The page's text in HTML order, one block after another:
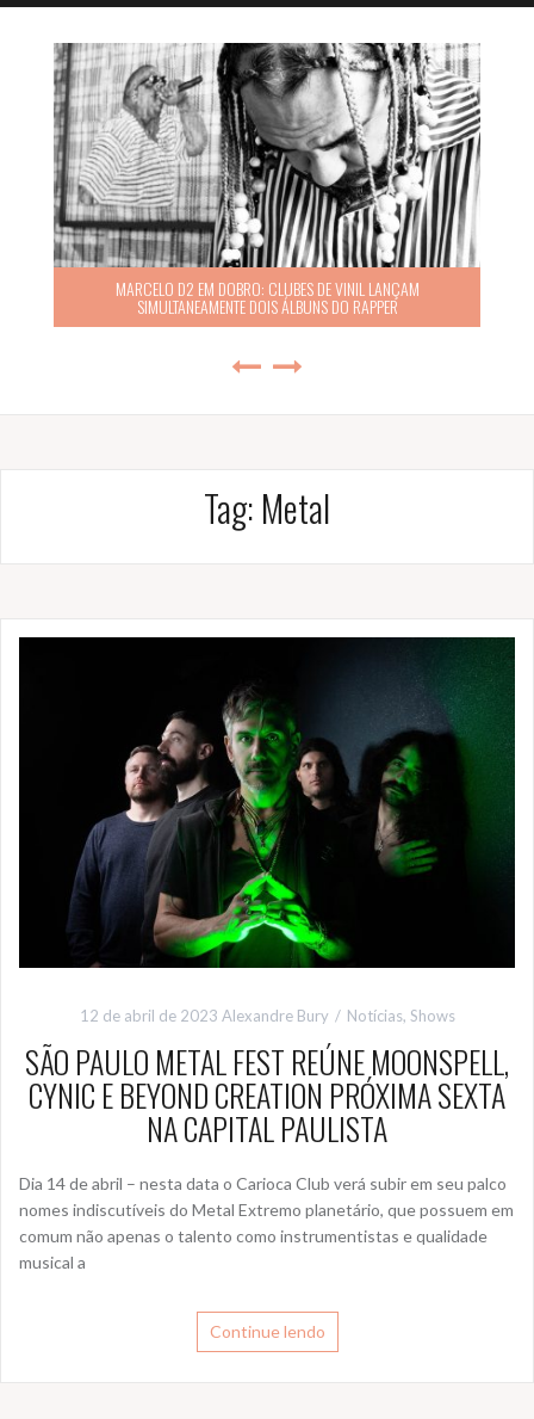
MARCELO D2 EM DOBRO: CLUBES DE VINIL LANÇAM
SIMULTANEAMENTE DOIS ÁLBUNS DO RAPPER
Tag: Metal
12 de abril de 2023 Alexandre Bury Notícias, Shows
SÃO PAULO METAL FEST REÚNE MOONSPELL,
CYNIC E BEYOND CREATION PRÓXIMA SEXTA
NA CAPITAL PAULISTA
Dia 14 de abril – nesta data o Carioca Club verá subir em seu palco
nomes indiscutíveis do Metal Extremo planetário, que possuem em
comum não apenas o talento como instrumentistas e qualidade
musical a
Continue lendo